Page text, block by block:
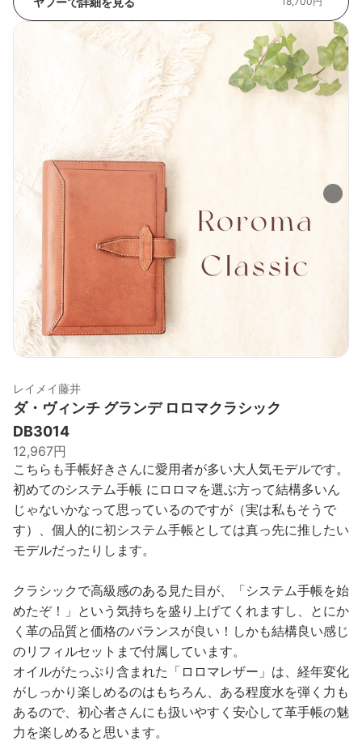
レイメイ藤井
ダ・ヴィンチ グランデ ロロマクラシック
DB3014
12,967円
こちらも手帳好きさんに愛用者が多い大人気モデルです。
初めてのシステム手帳 にロロマを選ぶ方って結構多いん
じゃないかなって思っているのですが（実は私もそうで
す）、個人的に初システム手帳としては真っ先に推したい
モデルだったりします。
クラシックで高級感のある見た目が、「システム手帳を始
めたぞ！」という気持ちを盛り上げてくれますし、とにか
く革の品質と価格のバランスが良い！しかも結構良い感じ
のリフィルセットまで付属しています。
オイルがたっぷり含まれた「ロロマレザー」は、経年変化
がしっかり楽しめるのはもちろん、ある程度水を弾く力も
あるので、初心者さんにも扱いやすく安心して革手帳の魅
力を楽しめると思います。